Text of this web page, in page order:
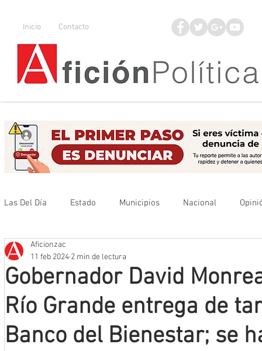
Inicio Contacto
Las Del Día Estado Municipios Nacional
Que no se olvide
Mineros LNBP
Gobernador David
Río Grande entrega de
Banco del Bienestar; se
Aficionzac
11 feb 2024 2 min de lectura